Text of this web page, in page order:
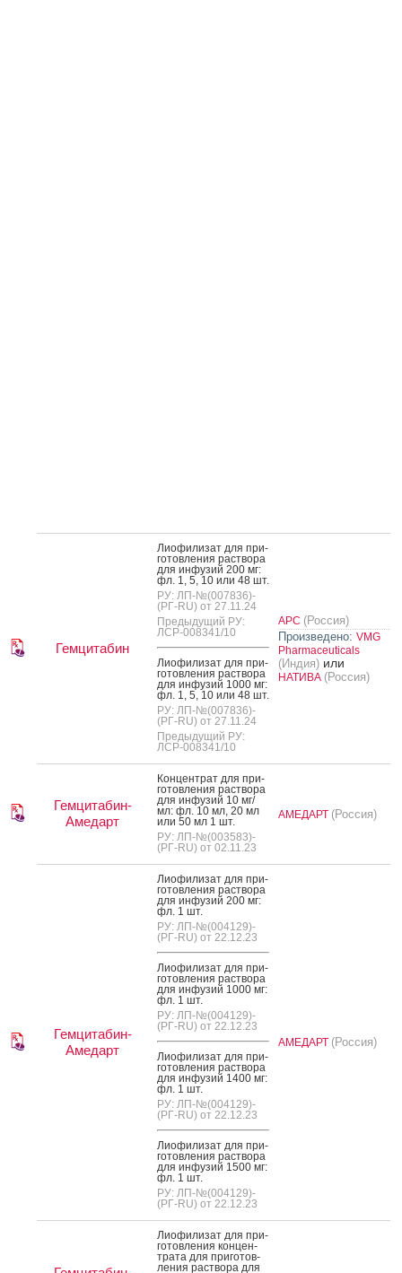
Гемцитабин
Ли­офи­лизат для при­
готов­ле­ния рас­тво­ра
для ин­фу­зий 200 мг:
фл. 1, 5, 10 или 48 шт.
РУ: ЛП-№(007836)-
(РГ-RU) от 27.11.24
Предыдущий РУ:
ЛСР-008341/10
Ли­офи­лизат для при­
готов­ле­ния рас­тво­ра
для ин­фу­зий 1000 мг:
фл. 1, 5, 10 или 48 шт.
РУ: ЛП-№(007836)-
(РГ-RU) от 27.11.24
Предыдущий РУ:
ЛСР-008341/10
АРС (Россия)
Произведено: VMG
Pharmaceuticals
(Индия) или
НАТИВА (Россия)
Гемцитабин-
Амедарт
Кон­цен­трат для при­
готов­ле­ния рас­тво­ра
для ин­фу­зий 10 мг/
мл: фл. 10 мл, 20 мл
или 50 мл 1 шт.
РУ: ЛП-№(003583)-
(РГ-RU) от 02.11.23
АМЕДАРТ (Россия)
Гемцитабин-
Амедарт
Ли­офи­лизат для при­
готов­ле­ния рас­тво­ра
для ин­фу­зий 200 мг:
фл. 1 шт.
РУ: ЛП-№(004129)-
(РГ-RU) от 22.12.23
Ли­офи­лизат для при­
готов­ле­ния рас­тво­ра
для ин­фу­зий 1000 мг:
фл. 1 шт.
РУ: ЛП-№(004129)-
(РГ-RU) от 22.12.23
Ли­офи­лизат для при­
готов­ле­ния рас­тво­ра
для ин­фу­зий 1400 мг:
фл. 1 шт.
РУ: ЛП-№(004129)-
(РГ-RU) от 22.12.23
Ли­офи­лизат для при­
готов­ле­ния рас­тво­ра
для ин­фу­зий 1500 мг:
фл. 1 шт.
РУ: ЛП-№(004129)-
(РГ-RU) от 22.12.23
АМЕДАРТ (Россия)
Ли­офи­лизат для при­
готов­ле­ния кон­цен­
тра­та для при­готов­
ле­ния рас­тво­ра для